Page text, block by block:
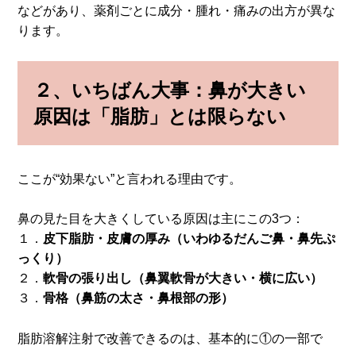
などがあり、薬剤ごとに成分・腫れ・痛みの出方が異な
ります。
２、 いちばん大事：鼻が大きい
原因は「脂肪」とは限らない
ここが“効果ない”と言われる理由です。
鼻の見た目を大きくしている原因は主にこの3つ：
１． 皮下脂肪・皮膚の厚み（いわゆるだんご鼻・鼻先ぷ
っくり）
２．軟骨の張り出し（鼻翼軟骨が大きい・横に広い）
３．骨格（鼻筋の太さ・鼻根部の形）
脂肪溶解注射で改善できるのは、基本的に①の一部で